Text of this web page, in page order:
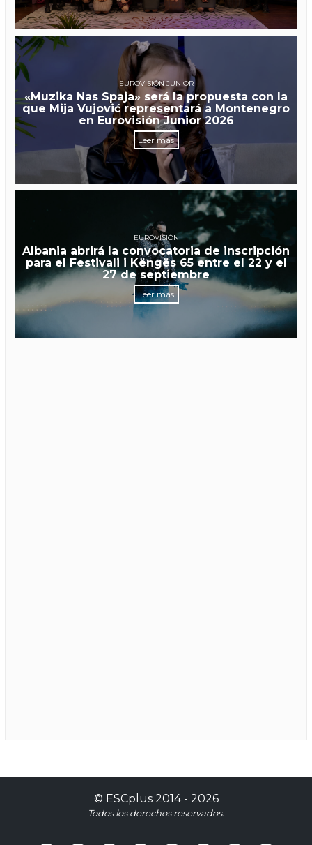
EUROVISIÓN JUNIOR
«Muzika Nas Spaja» será la propuesta con la
que Mija Vujović representará a Montenegro
en Eurovisión Junior 2026
Leer más
EUROVISIÓN
Albania abrirá la convocatoria de inscripción
para el Festivali i Këngës 65 entre el 22 y el
27 de septiembre
Leer más
© ESCplus2014 - 2026
Todos los derechos reservados.